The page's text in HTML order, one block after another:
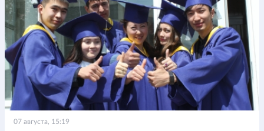
07 августа, 15:19